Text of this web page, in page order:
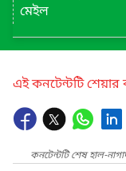
মেইল
এই কনটেন্টটি
কনটেন্টটি শেষ হাল-